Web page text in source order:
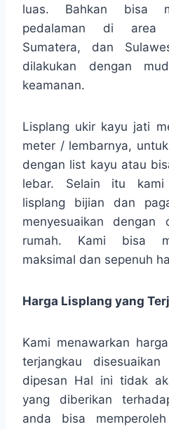
luas. Bahkan bisa
pedalaman di area
Sumatera, dan
dilakukan dengan
keamanan.
Lisplang ukir kayu jati
meter / lembarnya,
dengan list kayu atau
lebar. Selain itu kami
lisplang bijian dan
menyesuaikan dengan
rumah. Kami bisa
maksimal dan sepenuh
Harga Lisplang yang
Kami menawarkan
terjangkau
dipesan Hal ini tidak
yang diberikan
anda bisa